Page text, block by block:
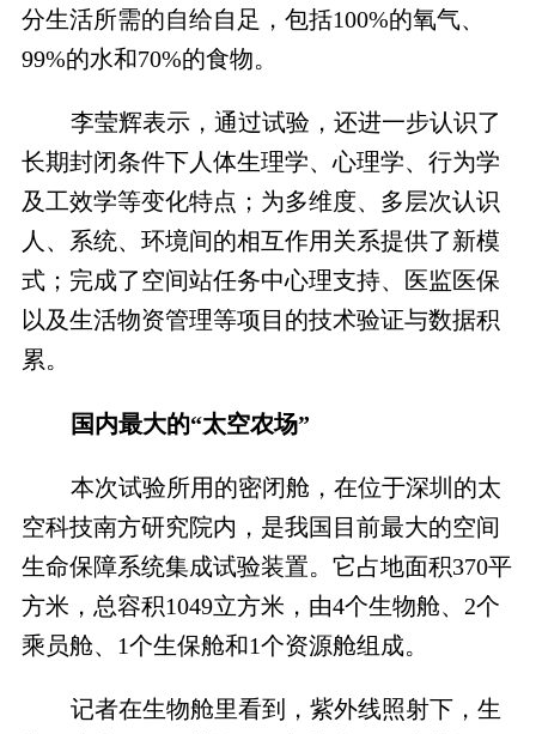
分生活所需的自给自足，包括100%的氧气、
99%的水和70%的食物。
李莹辉表示，通过试验，还进一步认识了
长期封闭条件下人体生理学、心理学、行为学
及工效学等变化特点；为多维度、多层次认识
人、系统、环境间的相互作用关系提供了新模
式；完成了空间站任务中心理支持、医监医保
以及生活物资管理等项目的技术验证与数据积
累。
国内最大的“太空农场”
本次试验所用的密闭舱，在位于深圳的太
空科技南方研究院内，是我国目前最大的空间
生命保障系统集成试验装置。它占地面积370平
方米，总容积1049立方米，由4个生物舱、2个
乘员舱、1个生保舱和1个资源舱组成。
记者在生物舱里看到，紫外线照射下，生